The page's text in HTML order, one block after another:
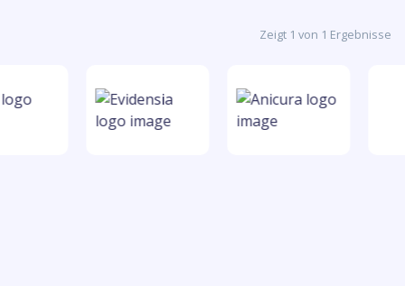
Zeigt 1 von 1 Ergebnisse